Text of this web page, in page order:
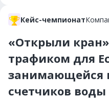
Кейс-чемпионат
«Открыли
трафиком для
занимающейся
счетчиков воды